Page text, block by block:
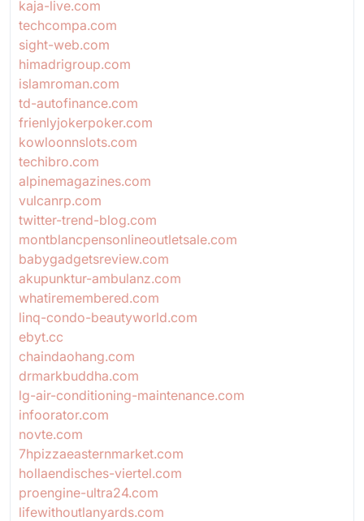
kaja-live.com
techcompa.com
sight-web.com
himadrigroup.com
islamroman.com
td-autofinance.com
frienlyjokerpoker.com
kowloonnslots.com
techibro.com
alpinemagazines.com
vulcanrp.com
twitter-trend-blog.com
montblancpensonlineoutletsale.com
babygadgetsreview.com
akupunktur-ambulanz.com
whatiremembered.com
linq-condo-beautyworld.com
ebyt.cc
chaindaohang.com
drmarkbuddha.com
lg-air-conditioning-maintenance.com
infoorator.com
novte.com
7hpizzaeasternmarket.com
hollaendisches-viertel.com
proengine-ultra24.com
lifewithoutlanyards.com